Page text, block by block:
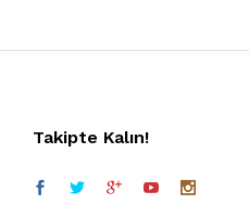
Takipte Kalın!